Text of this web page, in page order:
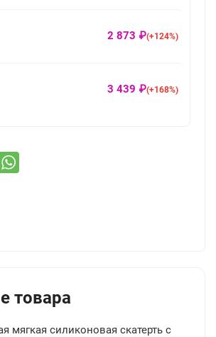
2 873 ₽(+124%)
3 439 ₽(+168%)
товара
мягкая силиконовая скатерть с